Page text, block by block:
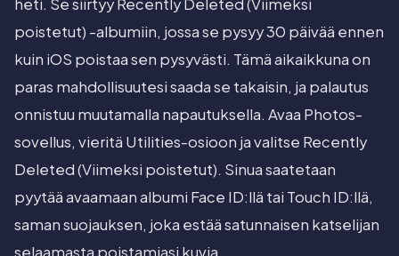
heti. Se siirtyy Recently Deleted (Viimeksi
poistetut) -albumiin, jossa se pysyy 30 päivää ennen
kuin iOS poistaa sen pysyvästi. Tämä aikaikkuna on
paras mahdollisuutesi saada se takaisin, ja palautus
onnistuu muutamalla napautuksella. Avaa Photos-
sovellus, vieritä Utilities-osioon ja valitse Recently
Deleted (Viimeksi poistetut). Sinua saatetaan
pyytää avaamaan albumi Face ID:llä tai Touch ID:llä,
saman suojauksen, joka estää satunnaisen katselijan